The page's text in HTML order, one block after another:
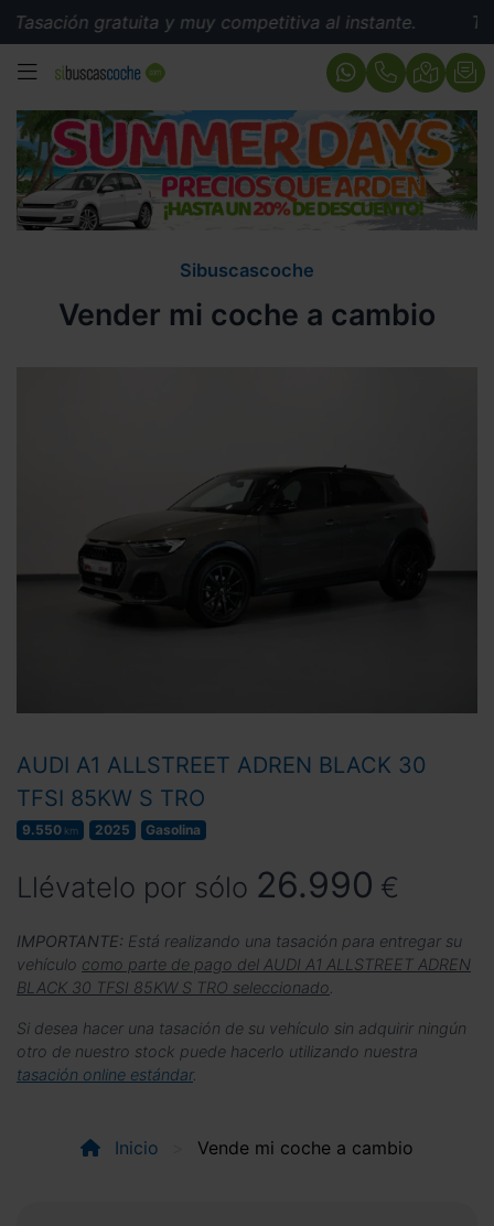
Tasación gratuita y muy competitiva al instante.
MENÚ
Sibuscascoche
Vender mi coche a cambio
AUDI A1 ALLSTREET ADREN BLACK 30
TFSI 85KW S TRO
9.550 km 2025 Gasolina
Llévatelo por sólo 26.990 €
IMPORTANTE: Está realizando una tasación para entregar su
vehículo como parte de pago del AUDI A1 ALLSTREET ADREN
BLACK 30 TFSI 85KW S TRO seleccionado
Si desea hacer una tasación de su vehículo sin adquirir ningún
otro de nuestro stock puede hacerlo utilizando nuestra
tasación online estándar.
Inicio Vende mi coche a cambio